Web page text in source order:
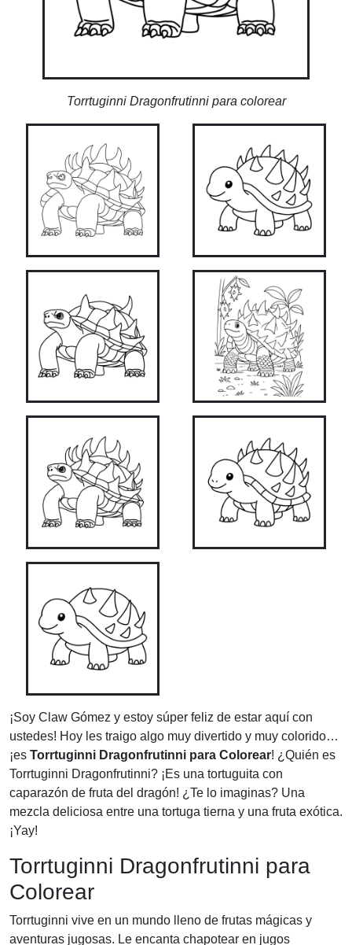
Torrtuginni Dragonfrutinni para colorear
¡Soy Claw Gómez y estoy súper feliz de estar aquí con
ustedes! Hoy les traigo algo muy divertido y muy colorido…
¡es Torrtuginni Dragonfrutinni para Colorear! ¿Quién es
Torrtuginni Dragonfrutinni? ¡Es una tortuguita con
caparazón de fruta del dragón! ¿Te lo imaginas? Una
mezcla deliciosa entre una tortuga tierna y una fruta exótica.
¡Yay!
Torrtuginni Dragonfrutinni para
Colorear
Torrtuginni vive en un mundo lleno de frutas mágicas y
aventuras jugosas. Le encanta chapotear en jugos